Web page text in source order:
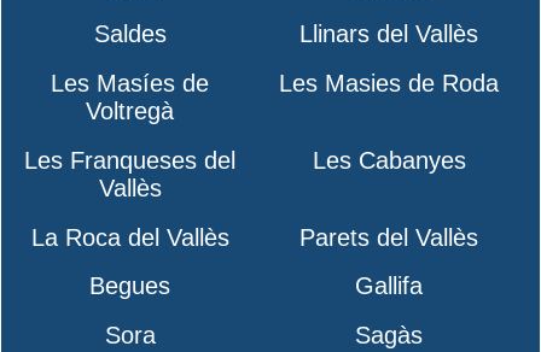
Saldes
Llinars del Vallès
Les Masíes de
Voltregà
Les Masies de Roda
Les Franqueses del
Vallès
Les Cabanyes
La Roca del Vallès
Parets del Vallès
Begues
Gallifa
Sora
Sagàs